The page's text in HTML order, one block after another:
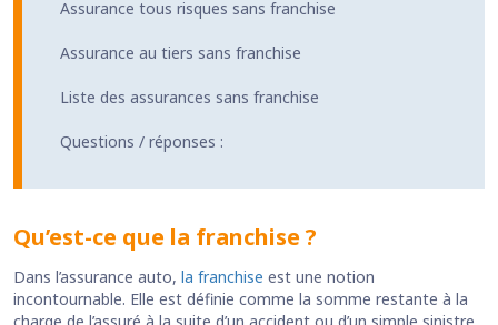
Assurance tous risques sans franchise
Assurance au tiers sans franchise
Liste des assurances sans franchise
Questions / réponses :
Qu’est-ce que la franchise ?
Dans l’assurance auto, la franchise est une notion
incontournable. Elle est définie comme la somme restante à la